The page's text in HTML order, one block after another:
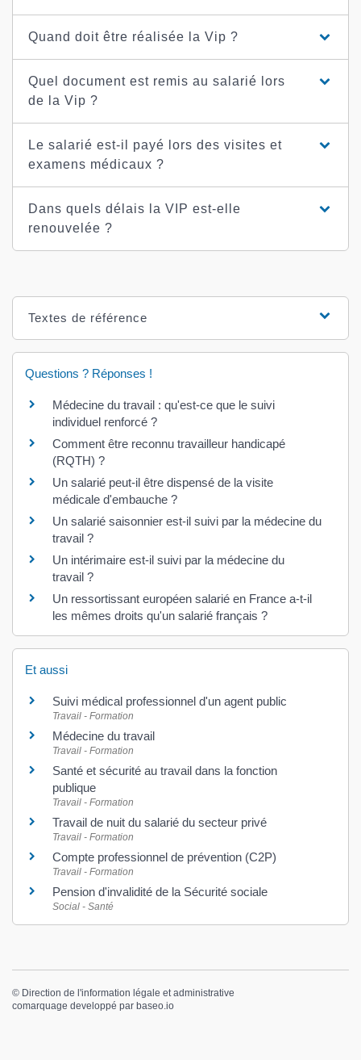
Quand doit être réalisée la Vip ?
Quel document est remis au salarié lors
de la Vip ?
Le salarié est-il payé lors des visites et
examens médicaux ?
Dans quels délais la VIP est-elle
renouvelée ?
Textes de référence
Questions ? Réponses !
Médecine du travail : qu'est-ce que le suivi
individuel renforcé ?
Comment être reconnu travailleur handicapé
(RQTH) ?
Un salarié peut-il être dispensé de la visite
médicale d'embauche ?
Un salarié saisonnier est-il suivi par la médecine du
travail ?
Un intérimaire est-il suivi par la médecine du
travail ?
Un ressortissant européen salarié en France a-t-il
les mêmes droits qu'un salarié français ?
Et aussi
Suivi médical professionnel d'un agent public
Travail - Formation
Médecine du travail
Travail - Formation
Santé et sécurité au travail dans la fonction
publique
Travail - Formation
Travail de nuit du salarié du secteur privé
Travail - Formation
Compte professionnel de prévention (C2P)
Travail - Formation
Pension d'invalidité de la Sécurité sociale
Social - Santé
© Direction de l'information légale et administrative
comarquage developpé par baseo.io